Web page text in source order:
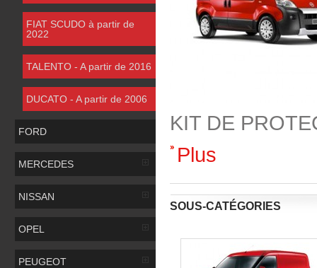
FIAT SCUDO à partir de
2022
TALENTO - A partir de 2016
DUCATO - A partir de 2006
FORD
MERCEDES
NISSAN
OPEL
PEUGEOT
KIT DE
Plus
SOUS-CATÉGORIES